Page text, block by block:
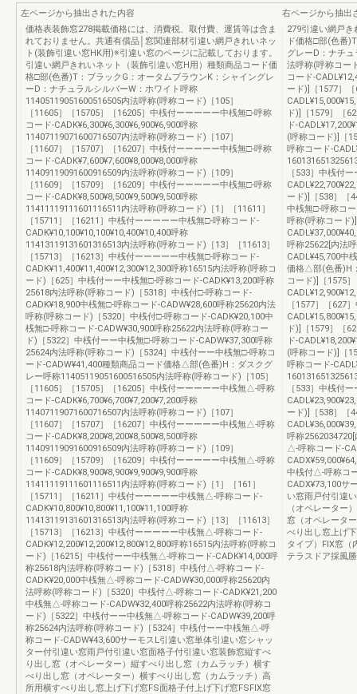
左ページから抽出された内容
価格表装飾窓278掲載価格には、消費税、取付費、運賃等は含ま
れておりません。共通有償品│窓関連部材引違い網戸きれいネッ
ト(装飾引違い窓HK用)※引違い窓のページに記載しております。
引違い網戸きれいネット（装飾引違い窓H用）種類商品コード価
格□部(色番)T：ブラックG：オータムブラウンK：シャイングレ
ーD：ナチュラルシルバーW：ホワイト呼称
11405119051600516505内法呼称(呼称コード)［105］
［11605］［15705］［16205］中桟付ーーーーー中桟無□-呼称
コード-CADK¥6,300¥6,300¥6,900¥6,900呼称
11407119071600716507内法呼称(呼称コード)［107］
［11607］［15707］［16207］中桟付ーーーーー中桟無□-呼称
コード-CADK¥7,600¥7,600¥8,000¥8,000呼称
11409119091600916509内法呼称(呼称コード)［109］
［11609］［15709］［16209］中桟付ーーーーー中桟無□-呼称
コード-CADK¥8,500¥8,500¥9,500¥9,500呼称
11411119111601116511内法呼称(呼称コード)［1］［11611］
［15711］［16211］中桟付ーーーーー中桟無□-呼称コード-
CADK¥10,100¥10,100¥10,400¥10,400呼称
11413119131601316513内法呼称(呼称コード)［13］［11613］
［15713］［16213］中桟付ーーーーー中桟無□-呼称コード-
CADK¥11,400¥11,400¥12,300¥12,300呼称16515内法呼称(呼称コ
ード)［625］中桟付ーー中桟無□-呼称コード-CADK¥13,200呼称
25618内法呼称(呼称コード)［5318］中桟付□-呼称コード-
CADK¥18,900中桟無□-呼称コード-CADW¥28,600呼称25620内法
呼称(呼称コード)［5320］中桟付□-呼称コード-CADK¥20,100中
桟無□-呼称コード-CADW¥30,900呼称25622内法呼称(呼称コー
ド)［5322］中桟付ーー中桟無□-呼称コード-CADW¥37,300呼称
25624内法呼称(呼称コード)［5324］中桟付ーー中桟無□-呼称コ
ード-CADW¥41,400種類商品コード価格△部(色番)H：ダスクグ
レー呼称11405119051600516505内法呼称(呼称コード)［105］
［11605］［15705］［16205］中桟付ーーーーー中桟無△-呼称
コード-CADK¥6,700¥6,700¥7,200¥7,200呼称
11407119071600716507内法呼称(呼称コード)［107］
［11607］［15707］［16207］中桟付ーーーーー中桟無△-呼称
コード-CADK¥8,200¥8,200¥8,500¥8,500呼称
11409119091600916509内法呼称(呼称コード)［109］
［11609］［15709］［16209］中桟付ーーーーー中桟無△-呼称
コード-CADK¥8,900¥8,900¥9,900¥9,900呼称
11411119111601116511内法呼称(呼称コード)［1］［161］
［15711］［16211］中桟付ーーーーー中桟無△-呼称コード-
CADK¥10,800¥10,800¥11,100¥11,100呼称
11413119131601316513内法呼称(呼称コード)［13］［11613］
［15713］［16213］中桟付ーーーーー中桟無△-呼称コード-
CADK¥12,200¥12,200¥12,800¥12,800呼称16515内法呼称(呼称コ
ード)［16215］中桟付ーー中桟無△-呼称コード-CADK¥14,000呼
称25618内法呼称(呼称コード)［5318］中桟付△-呼称コード-
CADK¥20,000中桟無△-呼称コード-CADW¥30,000呼称25620内
法呼称(呼称コード)［5320］中桟付△-呼称コード-CADK¥21,200
中桟無△-呼称コード-CADW¥32,400呼称25622内法呼称(呼称コ
ード)［5322］中桟付ーー中桟無△-呼称コード-CADW¥39,200呼
称25624内法呼称(呼称コード)［5324］中桟付ーー中桟無△-呼
称コード-CADW¥43,600サーモスL引違い窓単体引違い窓シャッ
ター付引違い窓雨戸付引違い窓面格子付引違い窓装飾窓縦すべ
り出し窓（オペレーター）縦すべり出し窓（カムラッチ）横す
べり出し窓（オペレーター）横すべり出し窓（カムラッチ）高
所用横すべり出し窓上げ下げ窓FS面格子付上げ下げ窓FSFIX窓
右ページから抽出
279引違い網戸
ド価格□部(色番
グレーD：ナチ
法呼称(呼称コー
コード-
ード)]［1577］
ド)]［1579］［
ド-
(呼称コード)]［
呼称コード-
［533］中桟付
ード)]［538］［
中桟無□-呼称コ
呼称(呼称コード
呼称25622[内法
CADL¥45,700中
価格△部(色番)H
コード)]［1575
［1577］［627
ド)]［1579］［
ド-
(呼称コード)]［
呼称コード-
［533］中桟付
ード)]［538］［
呼称
△-呼称コード-
中桟付△-呼称コ
CADX¥73,100サ
い窓雨戸付引違
（オペレーター
窓（オペレータ
べり出し窓上げ
タイプ）FIX窓（
テラスドア採風